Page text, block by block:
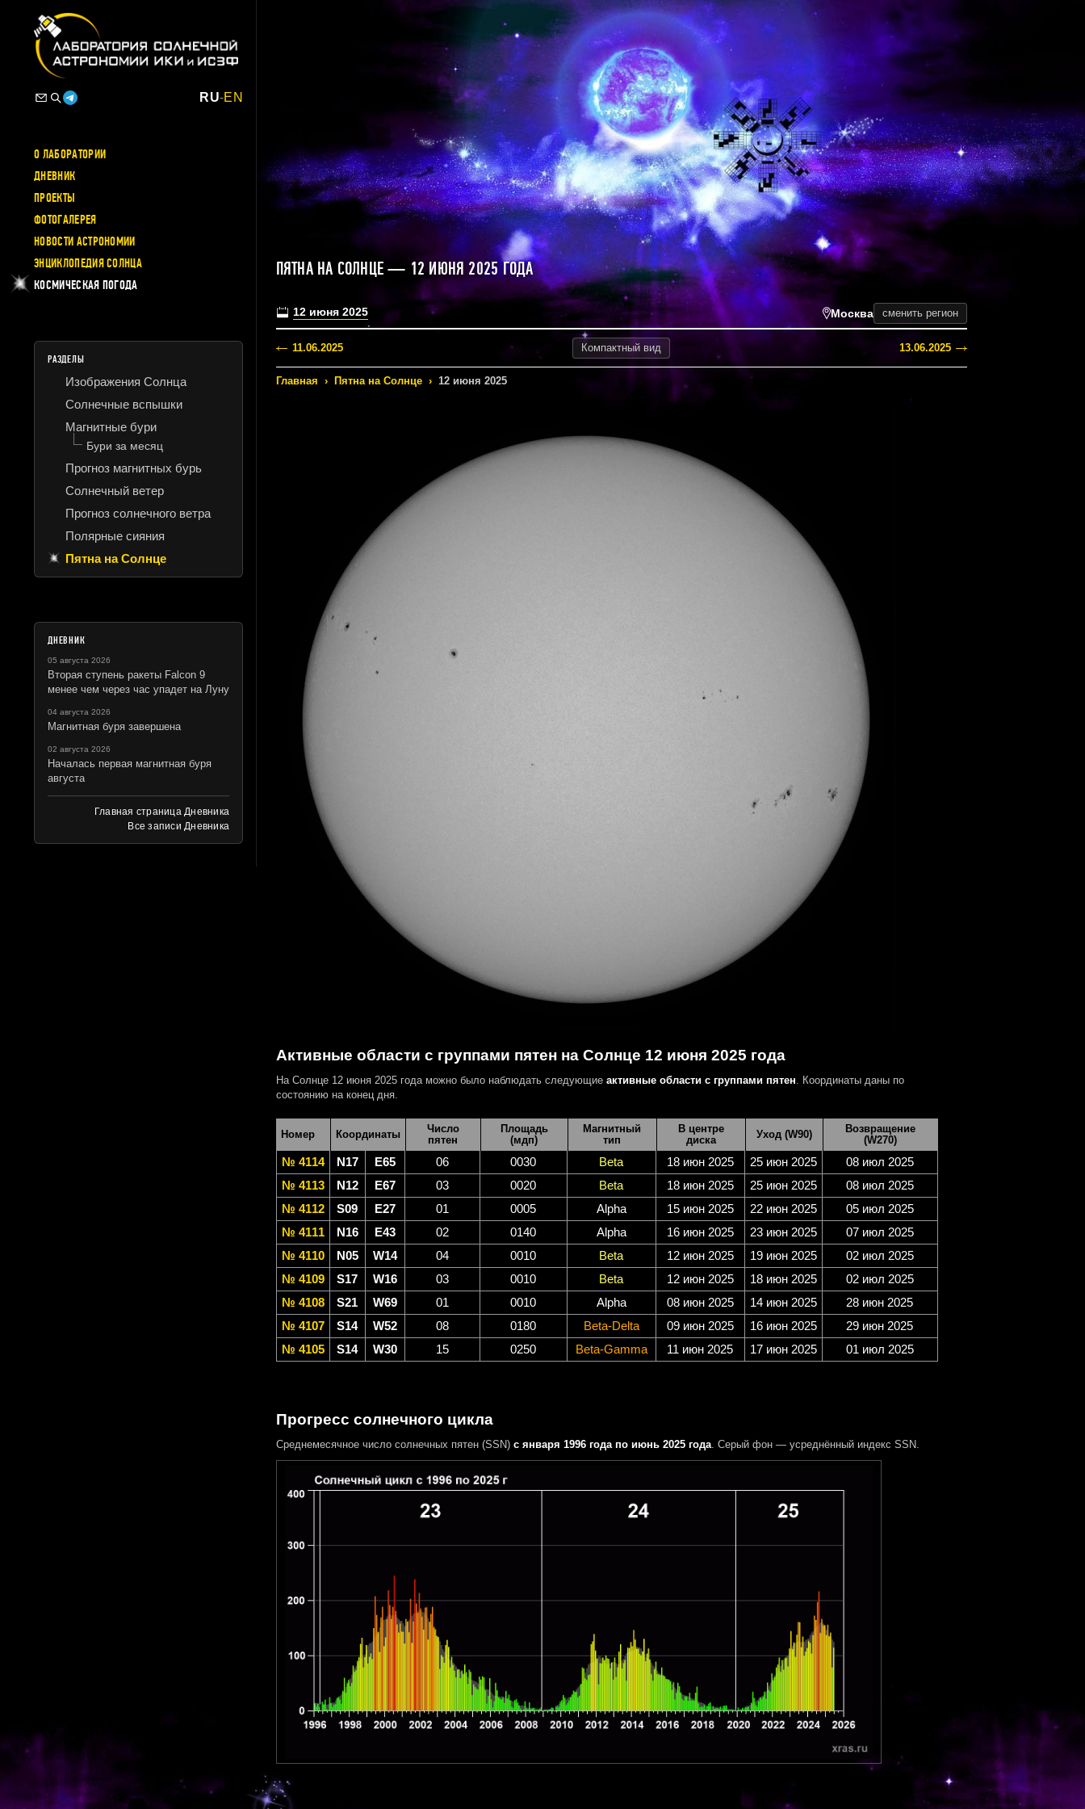
RU-EN
О ЛАБОРАТОРИИ
ДНЕВНИК
ПРОЕКТЫ
ФОТОГАЛЕРЕЯ
НОВОСТИ АСТРОНОМИИ
ЭНЦИКЛОПЕДИЯ СОЛНЦА
КОСМИЧЕСКАЯ ПОГОДА
РАЗДЕЛЫ
Изображения Солнца
Солнечные вспышки
Магнитные бури
Бури за месяц
Прогноз магнитных бурь
Солнечный ветер
Прогноз солнечного ветра
Полярные сияния
Пятна на Солнце
ДНЕВНИК
05 августа 2026
Вторая ступень ракеты Falcon 9
менее чем через час упадет на Луну
04 августа 2026
Магнитная буря завершена
02 августа 2026
Началась первая магнитная буря
августа
Главная страница Дневника
Все записи Дневника
ПЯТНА НА СОЛНЦЕ — 12 ИЮНЯ 2025 ГОДА
12 июня 2025 Москва сменить регион
11.06.2025 Компактный вид 13.06.2025
Главная › Пятна на Солнце › 12 июня 2025
Активные области с группами пятен на Солнце 12 июня 2025 года
На Солнце 12 июня 2025 года можно было наблюдать следующие активные области с группами пятен . Координаты даны по
состоянию на конец дня.
Номер Координаты
Число
пятен
Площадь
(мдп)
Магнитный
тип
В центре
диска
Уход (W90)
Возвращение
(W270)
№ 4114 N17 E65 06 0030 Beta 18 июн 2025 25 июн 2025
08 июл 2025
№ 4113
N12 E67 03 0020 Beta 18 июн 2025 25 июн 2025
08 июл 2025
№ 4112
S09 E27 01 0005 Alpha 15 июн 2025 22 июн 2025
05 июл 2025
№ 4111
N16 E43 02 0140 Alpha 16 июн 2025 23 июн 2025
07 июл 2025
№ 4110
N05 W14 04 0010 Beta 12 июн 2025 19 июн 2025
02 июл 2025
№ 4109
S17 W16 03 0010 Beta 12 июн 2025 18 июн 2025
02 июл 2025
№ 4108
S21 W69 01 0010 Alpha 08 июн 2025 14 июн 2025
28 июн 2025
№ 4107
S14 W52 08 0180 Beta-Delta 09 июн 2025 16 июн 2025
29 июн 2025
№ 4105
S14 W30 15 0250 Beta-Gamma 11 июн 2025 17 июн 2025 01 июл 2025
Прогресс солнечного цикла
Среднемесячное число солнечных пятен (SSN) с января 1996 года по июнь 2025 года. Серый фон — усреднённый индекс SSN.